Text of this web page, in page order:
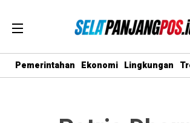
Pemerintahan Ekonomi Lingkungan